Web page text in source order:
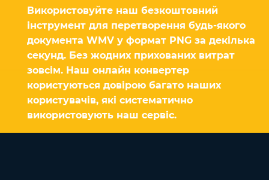
Використовуйте наш безкоштовний
інструмент для перетворення будь-якого
документа WMV у формат PNG за декілька
секунд. Без жодних прихованих витрат
зовсім. Наш онлайн конвертер
користуються довірою багато наших
користувачів, які систематично
використовують наш сервіс.